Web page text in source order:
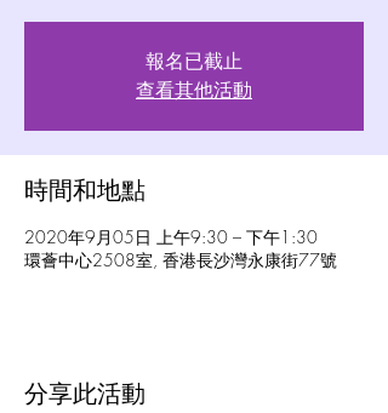
報名已截止
查看其他活動
時間和地點
2020年9月05日 上午9:30 – 下午1:30
環薈中心2508室, 香港長沙灣永康街77號
分享此活動